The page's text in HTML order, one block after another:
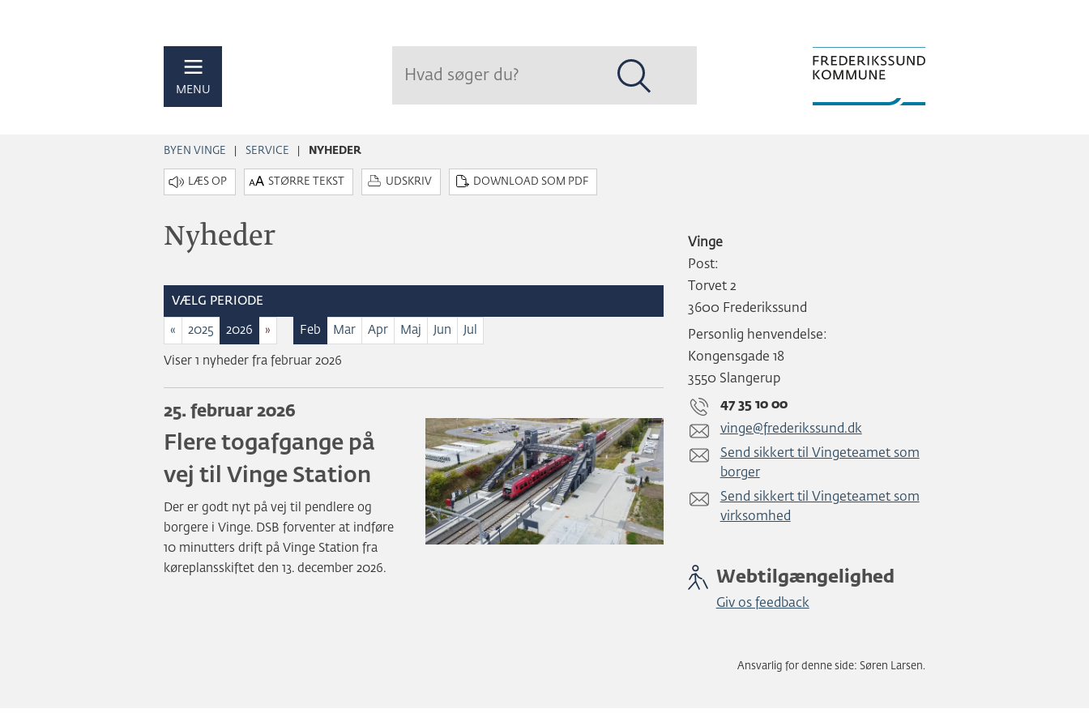
MENU
BYEN VINGE SERVICE NYHEDER
STØRRE TEKST UDSKRIV DOWNLOAD SOM PDF
Nyheder
VÆLG PERIODE
« 2025 2026 » Feb Mar Apr Maj Jun Jul
Viser 1 nyheder fra februar 2026
25. februar 2026
Flere togafgange på
vej til Vinge Station
Der er godt nyt på vej til pendlere og
borgere i Vinge. DSB forventer at indføre
10 minutters drift på Vinge Station fra
køreplansskiftet den 13. december 2026.
Vinge
Post:
Torvet 2
3600 Frederikssund
Personlig henvendelse:
Kongensgade 18
3550 Slangerup
47 35 10 00
vinge@frederikssund.dk
Send sikkert til Vingeteamet som
borger
Send sikkert til Vingeteamet som
virksomhed
Webtilgængelighed
Giv os feedback
Ansvarlig for denne side: Søren Larsen.